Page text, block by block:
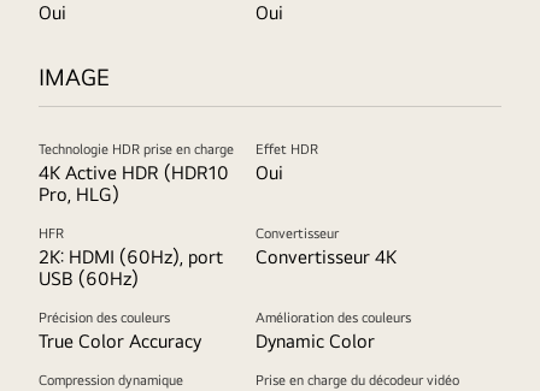
Oui Oui
IMAGE
Technologie HDR prise en charge
4K Active HDR (HDR10
Pro, HLG)
Effet HDR
Oui
HFR
2K: HDMI (60Hz), port
USB (60Hz)
Convertisseur
Convertisseur 4K
Précision des couleurs
True Color Accuracy
Amélioration des couleurs
Dynamic Color
Compression dynamique Prise en charge du décodeur vidéo